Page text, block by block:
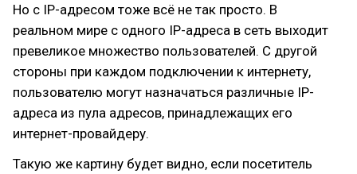
Но с IP-адресом тоже всё не так просто. В
реальном мире с одного IP-адреса в сеть выходит
превеликое множество пользователей. С другой
стороны при каждом подключении к интернету,
пользователю могут назначаться различные IP-
адреса из пула адресов, принадлежащих его
интернет-провайдеру.
Такую же картину будет видно, если посетитель